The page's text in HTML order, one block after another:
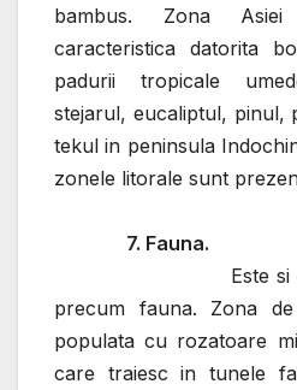
bambus. Zona
caracteristica datorita
padurii tropicale
stejarul, eucaliptul, pinul,
tekul in peninsula
zonele litorale sunt
7. Fauna.
Este si ea la
precum fauna. Zona
populata cu rozatoare
care traiesc in tunele